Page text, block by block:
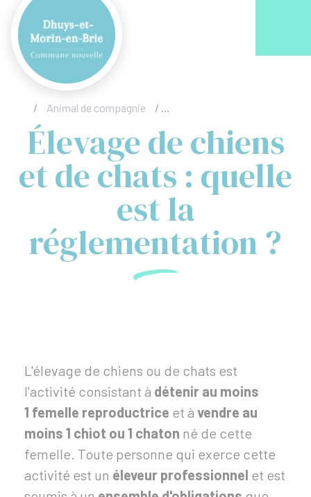
/ Animal de compagnie / Élevage de chiens et de chats
Élevage de chiens
et de chats : quelle
est la
réglementation ?
L'élevage de chiens ou de chats est
l'activité consistant à détenir au moins
1 femelle reproductrice et à vendre au
moins 1 chiot ou 1 chaton né de cette
femelle. Toute personne qui exerce cette
activité est un éleveur professionnel et est